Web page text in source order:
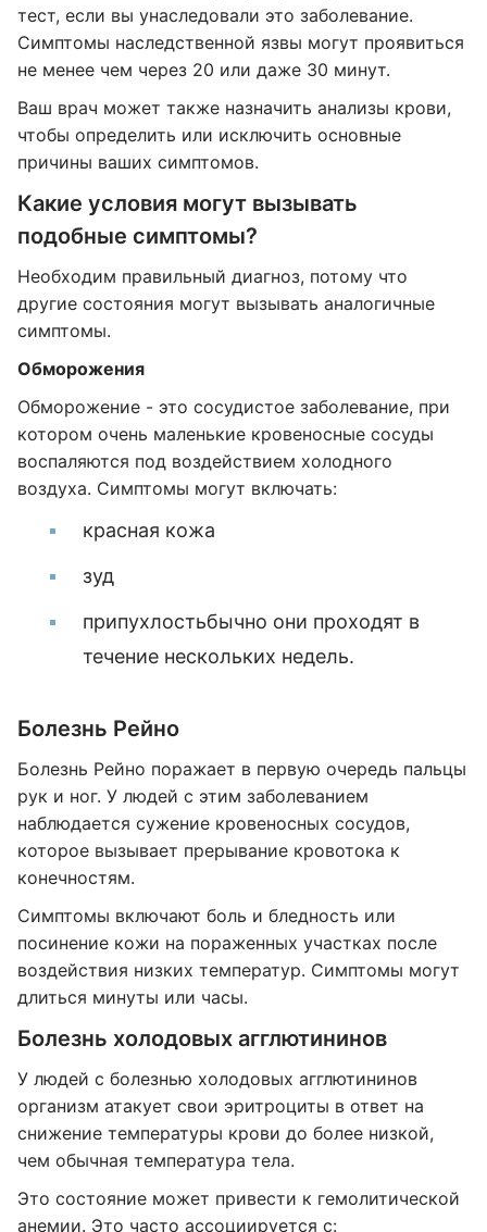
тест, если вы унаследовали это заболевание.
Симптомы наследственной язвы могут проявиться
не менее чем через 20 или даже 30 минут.
Ваш врач может также назначить анализы крови,
чтобы определить или исключить основные
причины ваших симптомов.
Какие условия могут вызывать
подобные симптомы?
Необходим правильный диагноз, потому что
другие состояния могут вызывать аналогичные
симптомы.
Обморожения
Обморожение - это сосудистое заболевание, при
котором очень маленькие кровеносные сосуды
воспаляются под воздействием холодного
воздуха. Симптомы могут включать:
красная кожа
зуд
припухлостьбычно они проходят в
течение нескольких недель.
Болезнь Рейно
Болезнь Рейно поражает в первую очередь пальцы
рук и ног. У людей с этим заболеванием
наблюдается сужение кровеносных сосудов,
которое вызывает прерывание кровотока к
конечностям.
Симптомы включают боль и бледность или
посинение кожи на пораженных участках после
воздействия низких температур. Симптомы могут
длиться минуты или часы.
Болезнь холодовых агглютининов
У людей с болезнью холодовых агглютининов
организм атакует свои эритроциты в ответ на
снижение температуры крови до более низкой,
чем обычная температура тела.
Это состояние может привести к гемолитической
анемии. Это часто ассоциируется с: